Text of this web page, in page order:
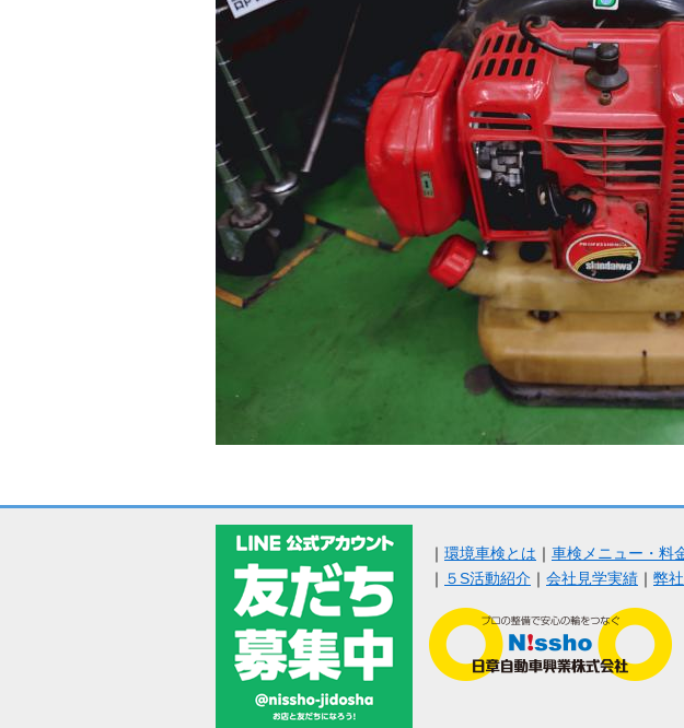
｜ 環境車検とは ｜ 車検メニュー・料
｜ ５S活動紹介 ｜ 会社見学実績 ｜ 弊